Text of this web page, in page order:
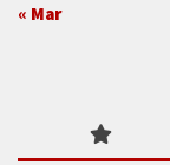
« Mar